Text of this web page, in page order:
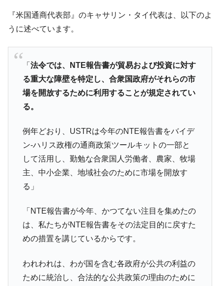
『米国通商代表部』のキャサリン・タイ代表は、以下のよ
うに述べています。
「 法令では、NTE報告書が貿易および投資に対す
る重大な障壁を特定し、合衆国政府がそれらの市
場を開放するために利用することが規定されてい
る。
例年どおり、USTRは今年のNTE報告書をバイデ
ン-ハリス政権の通商政策ツールキットの一部と
して活用し、勤勉な合衆国人労働者、農家、牧場
主、中小企業、地域社会のために市場を開放す
る」
「NTE報告書が今年、かつてない注目を集めたの
は、私たちがNTE報告書をその法定目的に戻すた
めの措置を講じているからです。
われわれは、わが国を含む各政府が公共の利益の
ために統治し、合法的な公共政策の理由のために